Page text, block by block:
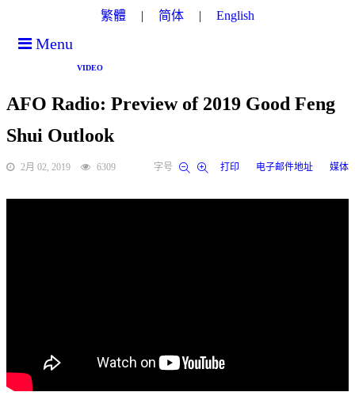
繁體 简体 English
Menu
VIDEO
AFO Radio: Preview of 2019 Good Feng
Shui Outlook
2月 02, 2019 6309 字号 打印 电子邮件地址 媒体